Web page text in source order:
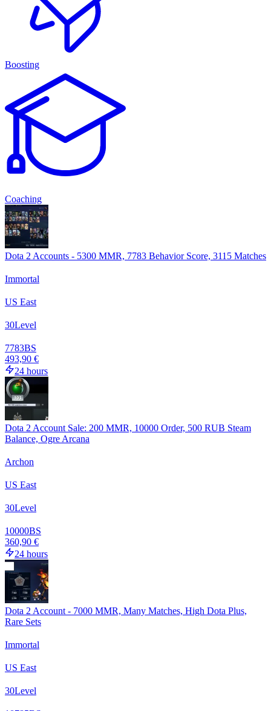
Boosting
Coaching
Dota 2 Accounts - 5300 MMR, 7783 Behavior Score, 3115 Matches
Immortal
US East
30Level
7783BS
493,90 €
24 hours
Dota 2 Account Sale: 200 MMR, 10000 Order, 500 RUB Steam
Balance, Ogre Arcana
Archon
US East
30Level
10000BS
360,90 €
24 hours
Dota 2 Account - 7000 MMR, Many Matches, High Dota Plus,
Rare Sets
Immortal
US East
30Level